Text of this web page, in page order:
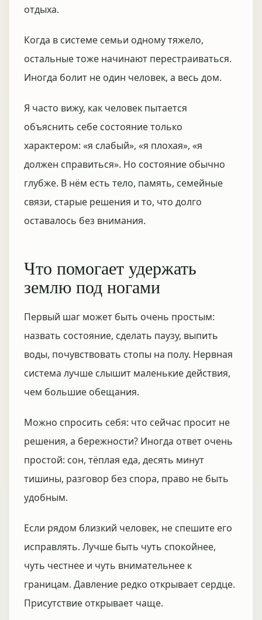
отдыха.
Когда в системе семьи одному тяжело,
остальные тоже начинают перестраиваться.
Иногда болит не один человек, а весь дом.
Я часто вижу, как человек пытается
объяснить себе состояние только
характером: «я слабый», «я плохая», «я
должен справиться». Но состояние обычно
глубже. В нём есть тело, память, семейные
связи, старые решения и то, что долго
оставалось без внимания.
Что помогает удержать
землю под ногами
Первый шаг может быть очень простым:
назвать состояние, сделать паузу, выпить
воды, почувствовать стопы на полу. Нервная
система лучше слышит маленькие действия,
чем большие обещания.
Можно спросить себя: что сейчас просит не
решения, а бережности? Иногда ответ очень
простой: сон, тёплая еда, десять минут
тишины, разговор без спора, право не быть
удобным.
Если рядом близкий человек, не спешите его
исправлять. Лучше быть чуть спокойнее,
чуть честнее и чуть внимательнее к
границам. Давление редко открывает сердце.
Присутствие открывает чаще.